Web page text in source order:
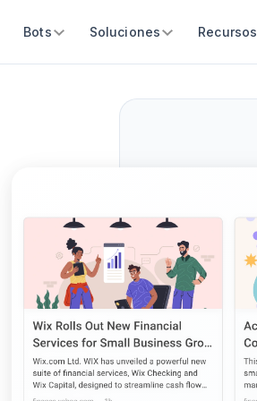
Bots Soluciones Recursos